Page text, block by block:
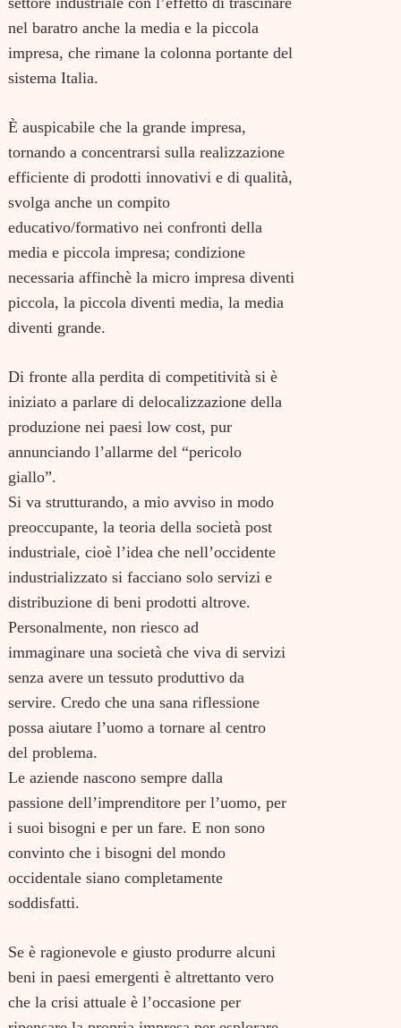
nel baratro anche la media e la piccola
impresa, che rimane la colonna portante del
sistema Italia.
È auspicabile che la grande impresa,
tornando a concentrarsi sulla realizzazione
efficiente di prodotti innovativi e di qualità,
svolga anche un compito
educativo/formativo nei confronti della
media e piccola impresa; condizione
necessaria affinchè la micro impresa diventi
piccola, la piccola diventi media, la media
diventi grande.
Di fronte alla perdita di competitività si è
iniziato a parlare di delocalizzazione della
produzione nei paesi low cost, pur
annunciando l’allarme del “pericolo
giallo”.
Si va strutturando, a mio avviso in modo
preoccupante, la teoria della società post
industriale, cioè l’idea che nell’occidente
industrializzato si facciano solo servizi e
distribuzione di beni prodotti altrove.
Personalmente, non riesco ad
immaginare una società che viva di servizi
senza avere un tessuto produttivo da
servire. Credo che una sana riflessione
possa aiutare l’uomo a tornare al centro
del problema.
Le aziende nascono sempre dalla
passione dell’imprenditore per l’uomo, per
i suoi bisogni e per un fare. E non sono
convinto che i bisogni del mondo
occidentale siano completamente
soddisfatti.
Se è ragionevole e giusto produrre alcuni
beni in paesi emergenti è altrettanto vero
che la crisi attuale è l’occasione per
Search